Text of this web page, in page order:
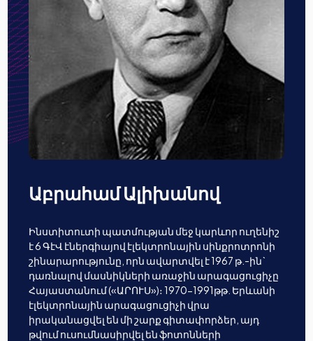
Աբրահամ Ալիխանով
Ինստիտուտի պատմության մեջ կարևոր ուղենիշ
է 6 ԳէՎ էներգիայով էլեկտրոնային սինքրոտրոնի
շինարարությունը, որն ավարտվել է 1967 թ.-ին`
դառնալով մասնիկների առաջին արագացուցիչը
Հայաստանում («ԱՐՈՒՍ»)։ 1970-1991թթ. Երևանի
էլեկտրոնային արագացուցիչի վրա
իրականացվել են մի շարք գիտափորձեր, այդ
թվում ուսումնասիրվել են ֆոտոնների